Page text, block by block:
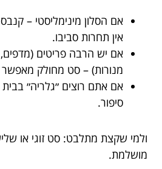
אם הסלון מינימליסטי – קנבס
אין תחרות סביבו.
אם יש הרבה פריטים (מדפים,
מנורות) – סט מחולק מאפשר
אם אתם רוצים ״גלריה״
סיפור.
ולמי שקצת מתלבט: סט זוגי או
מושלמת.